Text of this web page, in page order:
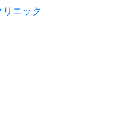
ニック